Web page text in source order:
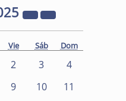
Vie Sáb Dom
2 3
4
9 10
11